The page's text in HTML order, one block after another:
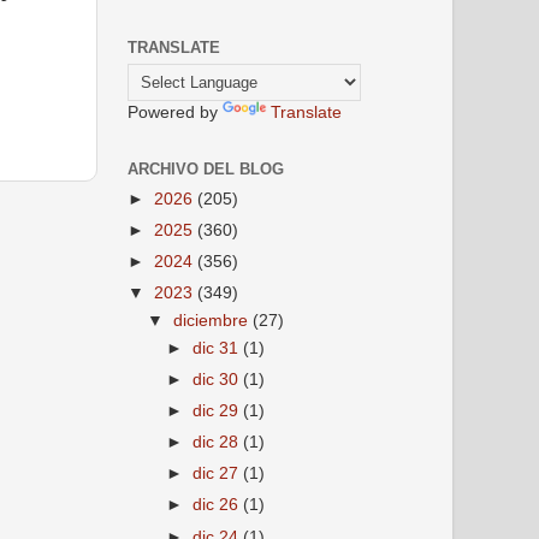
TRANSLATE
Powered by Translate
ARCHIVO DEL BLOG
► 2026 (205)
► 2025 (360)
► 2024 (356)
▼ 2023 (349)
▼diciembre (27)
►dic 31 (1)
►dic 30 (1)
►dic 29 (1)
►dic 28 (1)
►dic 27 (1)
►dic 26 (1)